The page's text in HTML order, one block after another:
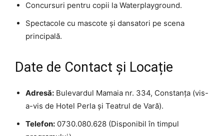
Concursuri pentru copii la Waterplayground.
Spectacole cu mascote și dansatori pe scena
principală.
Date de Contact și Locație
Adresă: Bulevardul Mamaia nr. 334, Constanța (vis-
a-vis de Hotel Perla și Teatrul de Vară).
Telefon: 0730.080.628 (Disponibil în timpul